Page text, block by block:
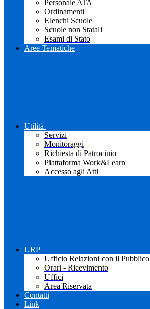
Personale ATA
Ordinamenti
Elenchi Scuole
Scuole non Statali
Esami di Stato
Aree Tematiche
Utilità
Servizi
Monitoraggi
Richiesta di Patrocinio
Piattaforma Work&Learn
Accesso agli Atti
URP
Ufficio Relazioni con il Pubblico
Orari - Ricevimento
Uffici
Area Riservata
Contatti
Link